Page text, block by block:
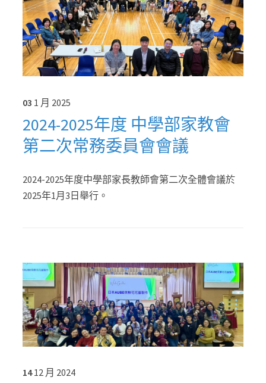
03 1 月 2025
2024-2025年度 中學部家教會
第二次常務委員會會議
2024-2025年度中學部家長教師會第二次全體會議於
2025年1月3日舉行。
14 12 月 2024